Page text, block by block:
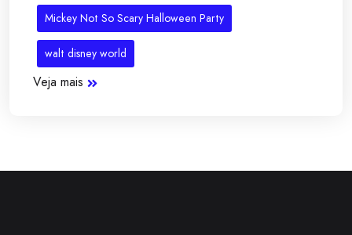
Mickey Not So Scary Halloween Party
walt disney world
Veja mais